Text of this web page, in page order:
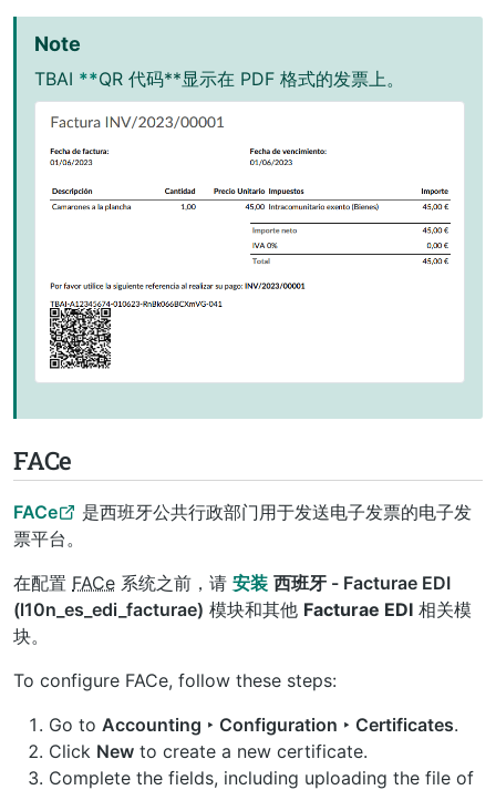
Note
TBAI **QR 代码**显示在 PDF 格式的发票上。
FACe
FACe
是西班牙公共行政部门用于发送电子发票的电子发
票平台。
在配置 FACe 系统之前，请 安装 西班牙 - Facturae EDI
(l10n_es_edi_facturae) 模块和其他 Facturae EDI 相关模
块。
To configure FACe, follow these steps:
Go to Accounting ‣ Configuration ‣ Certificates.
Click New to create a new certificate.
Complete the fields, including uploading the file of